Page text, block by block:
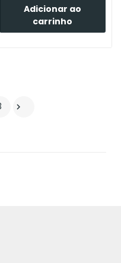
Adicionar ao
carrinho
